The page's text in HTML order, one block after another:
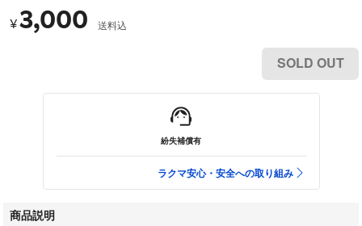
¥3,000 送料込
SOLD OUT
紛失補償有
ラクマ安心・安全への取り組み
商品説明